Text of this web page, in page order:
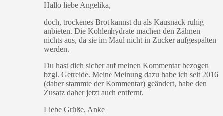
Hallo liebe Angelika,
doch, trockenes Brot kannst du als Kausnack ruhig
anbieten. Die Kohlenhydrate machen den Zähnen
nichts aus, da sie im Maul nicht in Zucker aufgespalten
werden.
Du hast dich sicher auf meinen Kommentar bezogen
bzgl. Getreide. Meine Meinung dazu habe ich seit 2016
(daher stammte der Kommentar) geändert, habe den
Zusatz daher jetzt auch entfernt.
Liebe Grüße, Anke